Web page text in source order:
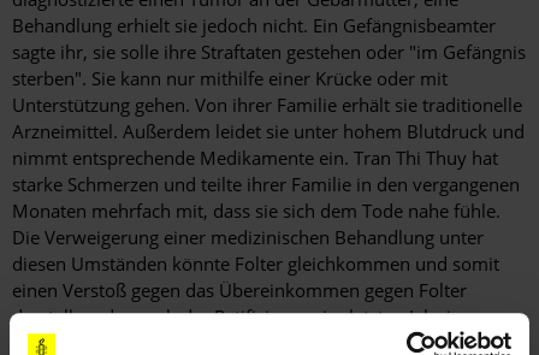
Behandlung erhielt sie jedoch nicht. Ein Gefängnisbeamter
sagte ihr, sie solle ihre Straftaten gestehen oder "im Gefängnis
sterben". Sie kann nur mithilfe einer Krücke oder mit
Unterstützung gehen. Von ihrer Familie erhält sie traditionelle
Arzneimittel. Außerdem leidet sie unter hohem Blutdruck und
nimmt entsprechende Medikamente ein. Tran Thi Thuy hat
starke Schmerzen und teilte ihrer Familie in den vergangenen
Monaten mehrfach mit, dass sie sich dem Tode nahe fühle.
Die Verweigerung einer medizinischen Behandlung unter
diesen Umständen könnte Folter gleichkommen und somit
einen Verstoß gegen das Übereinkommen gegen Folter
darstellen, das nach der Ratifizierung im letzten Jahr im
Februar 2015 in Vietnam in Kraft getreten ist.